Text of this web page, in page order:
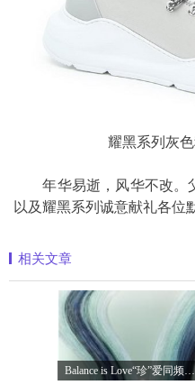
耀黑系列灰
年华易逝，风华不改。
以及耀黑系列诚意献礼各位
相关文章
Balance is Love“珍”爱同频 耀启七夕 TASA